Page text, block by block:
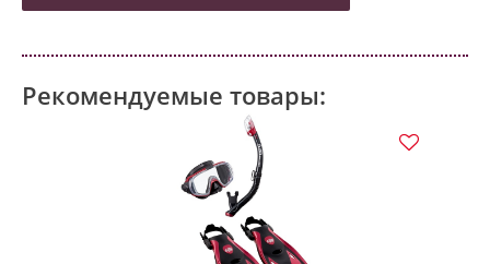
Рекомендуемые товары: